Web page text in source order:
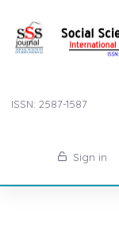
ISSN: 2587-1587
Sign in